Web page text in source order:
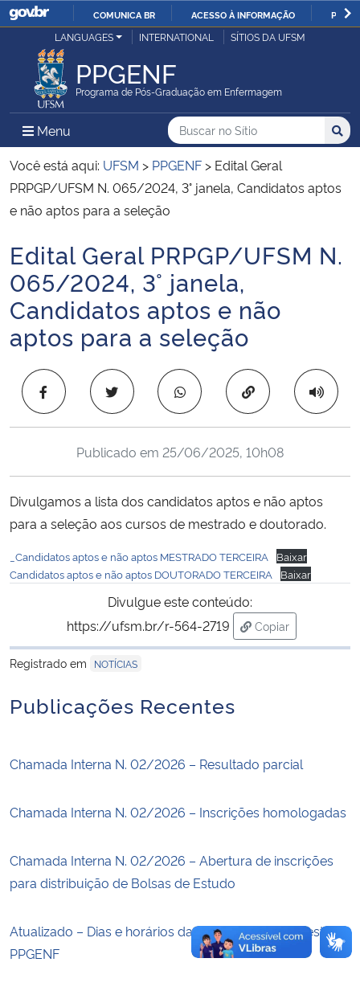
IR
COMUNICA BR ACESSO À INFORMAÇÃO
Ministério da Justiça e Segurança Pública
Ministério da Defesa
Ministério das Relações Exteriores
Ministério da Economia
Ministério da Infraestrutura
Ministério da Agricultura, Pecuária e Abastecimento
Ministério da Educação
Ministério da Cidadania
Ministério da Saúde
Ministério de Minas e Energia
Ministério da Ciência, Tecnologia, Inovações e Comunicações
Ministério do Turismo
Ministério do Desenvolvimento Regional
Controladoria-Geral da União
Ministério da Mulher, da Família e dos Direitos Humanos
Secretaria-Geral
Advocacia-Geral da União
Banco Central do Brasil
LANGUAGES INTERNATIONAL SÍTIOS DA UFSM
PPGENF
Programa de Pós-Graduação em Enfermagem
Menu Menu Principal do Sítio
Busca
Buscar no no Sítio
Busca:
Você está aqui: UFSM > PPGENF > Edital Geral
PRPGP/UFSM N. 065/2024, 3° janela, Candidatos aptos
e não aptos para a seleção
Início do conteúdo
Edital Geral PRPGP/UFSM N.
065/2024, 3° janela,
Candidatos aptos e não
aptos para a seleção
Copiar para área
Publicado em 25/06/2025, 10h08
Divulgamos a lista dos candidatos aptos e não aptos
para a seleção aos cursos de mestrado e doutorado.
_Candidatos aptos e não aptos MESTRADO TERCEIRA
Baixar
Candidatos aptos e não aptos DOUTORADO TERCEIRA
Baixar
Divulgue este conteúdo:
https://ufsm.br/r-564-2719
Copiar
para área de
Registrado em
NOTÍCIAS
Publicações Recentes
Chamada Interna N. 02/2026 – Resultado parcial
Chamada Interna N. 02/2026 – Inscrições homologadas
Chamada Interna N. 02/2026 – Abertura de inscrições
para distribuição de Bolsas de Estudo
Atualizado – Dias e horários das disciplinas 2° semestre
PPGENF